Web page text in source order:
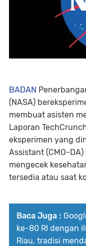
BADAN
(NASA)
membuat asisten
Laporan
eksperimen yang
Assistant (CMO-
mengecek
tersedia atau saat
Baca Juga :
ke-80 RI dengan
Riau, tradisi